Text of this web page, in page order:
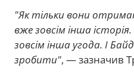
"Як тільки вони
вже зовсім інша
зовсім інша угода. І
зробити", — зазначив